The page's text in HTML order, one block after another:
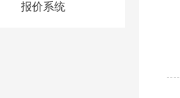
报价系统